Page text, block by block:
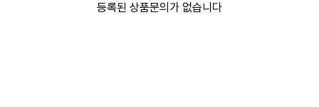
등록된 상품문의가 없습니다